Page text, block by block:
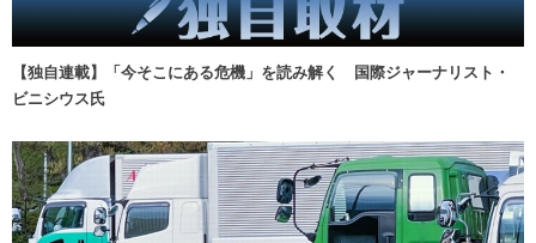
【独自連載】「今そこにある危機」を読み解く 国際ジャーナリスト・
ビニシウス氏